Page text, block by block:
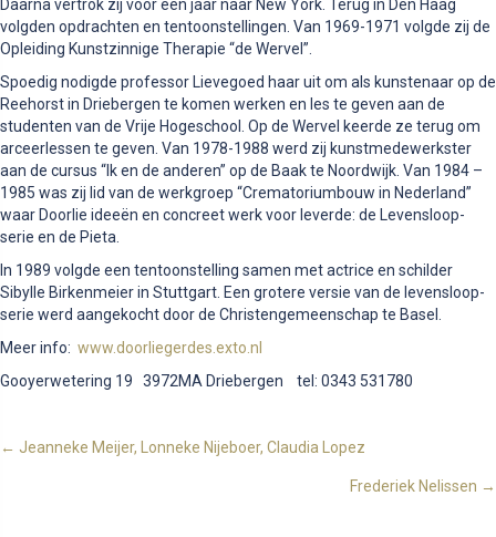
Daarna vertrok zij voor een jaar naar New York. Terug in Den Haag
volgden opdrachten en tentoonstellingen. Van 1969-1971 volgde zij de
Opleiding Kunstzinnige Therapie “de Wervel”.
Spoedig nodigde professor Lievegoed haar uit om als kunstenaar op de
Reehorst in Driebergen te komen werken en les te geven aan de
studenten van de Vrije Hogeschool. Op de Wervel keerde ze terug om
arceerlessen te geven. Van 1978-1988 werd zij kunstmedewerkster
aan de cursus “Ik en de anderen” op de Baak te Noordwijk. Van 1984 –
1985 was zij lid van de werkgroep “Crematoriumbouw in Nederland”
waar Doorlie ideeën en concreet werk voor leverde: de Levensloop-
serie en de Pieta.
In 1989 volgde een tentoonstelling samen met actrice en schilder
Sibylle Birkenmeier in Stuttgart. Een grotere versie van de levensloop-
serie werd aangekocht door de Christengemeenschap te Basel.
Meer info: www.doorliegerdes.exto.nl
Gooyerwetering 19 3972MA Driebergen tel: 0343 531780
Posts
← Jeanneke Meijer, Lonneke Nijeboer, Claudia Lopez
Frederiek Nelissen →